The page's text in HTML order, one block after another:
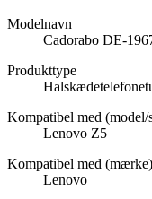
Modelnavn
Cadorabo DE-
Produkttype
Kompatibel med (model/
Lenovo Z5
Kompatibel med (mærke)
Lenovo